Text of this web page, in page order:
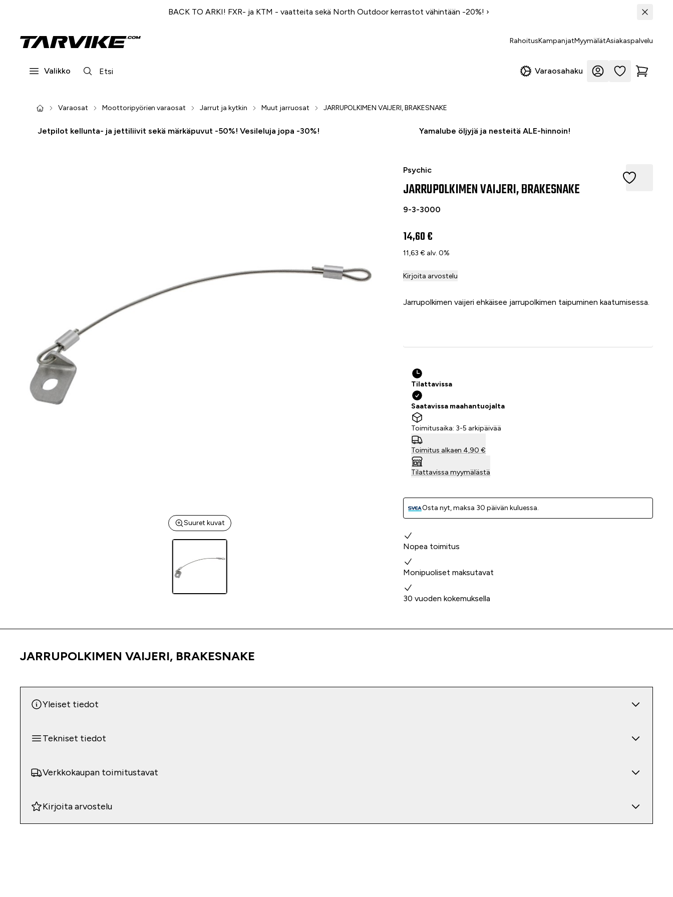
BACK TO ARKI! FXR- ja KTM - vaatteita sekä North Outdoor kerrastot vähintään -20%! ›
RahoitusKampanjatMyymälätAsiakaspalvelu
Valikko Varaosahaku
Varaosat Moottoripyörien varaosat Jarrut ja kytkin Muut jarruosat JARRUPOLKIMEN VAIJERI, BRAKESNAKE
Jetpilot kellunta- ja jettiliivit sekä märkäpuvut -50%! Vesileluja jopa -30%! Yamalube öljyjä ja nesteitä ALE-hinnoin!
Suuret kuvat
Psychic
JARRUPOLKIMEN VAIJERI, BRAKESNAKE
JARRUPOLKIMEN VAIJERI, BRAKESNAKE
9-3-3000
14,60 €
11,63 € alv. 0%
Kirjoita arvostelu
Jarrupolkimen vaijeri ehkäisee jarrupolkimen taipuminen kaatumisessa.
Tilattavissa
Saatavissa maahantuojalta
Toimitusaika: 3-5 arkipäivää
Toimitus alkaen 4,90 €
Tilattavissa myymälästä
Osta nyt, ­maksa 30 päivän kuluessa.
Miksi valita meidät?
Nopea toimitus
Monipuoliset maksutavat
30 vuoden kokemuksella
Tuoteinfo
JARRUPOLKIMEN VAIJERI, BRAKESNAKE
Yleiset tiedot
Tekniset tiedot
Verkkokaupan toimitustavat
Kirjoita arvostelu